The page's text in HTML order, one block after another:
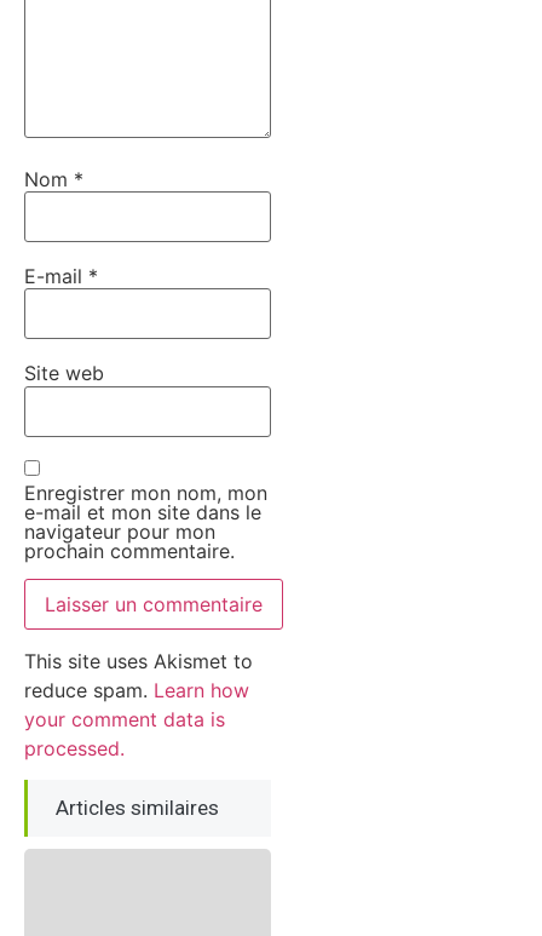
Nom *
E-mail *
Site web
Enregistrer mon nom, mon
e-mail et mon site dans le
navigateur pour mon
prochain commentaire.
This site uses Akismet to
reduce spam. Learn how
your comment data is
processed.
Articles similaires